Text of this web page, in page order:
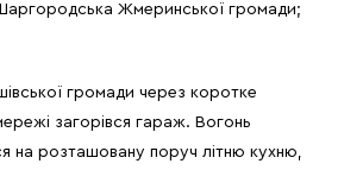
Жмеринської громади;
громади через коротке
загорівся гараж. Вогонь
на розташовану поруч літню кухню,